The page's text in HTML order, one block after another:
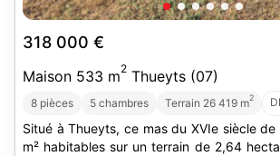
318 000 €
Maison 533 m2 Thueyts (07)
8 pièces 5 chambres Terrain 26 419 m2
Situé à Thueyts, ce mas du XVIe siècle
m² habitables sur un terrain de 2,64